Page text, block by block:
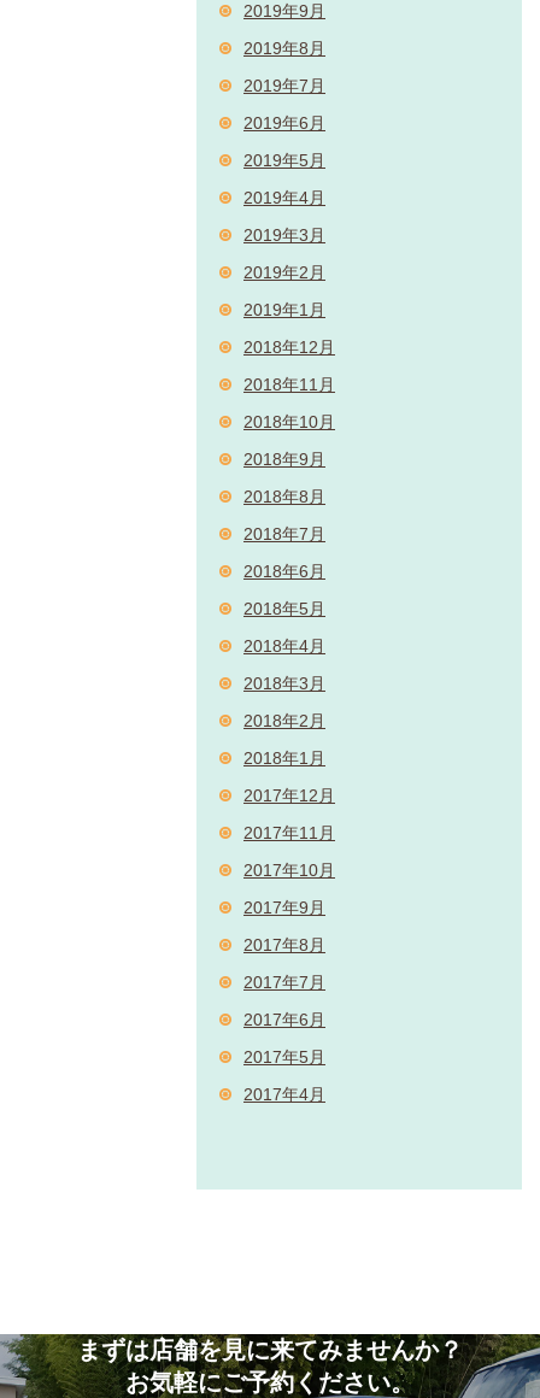
2019年9月
2019年8月
2019年7月
2019年6月
2019年5月
2019年4月
2019年3月
2019年2月
2019年1月
2018年12月
2018年11月
2018年10月
2018年9月
2018年8月
2018年7月
2018年6月
2018年5月
2018年4月
2018年3月
2018年2月
2018年1月
2017年12月
2017年11月
2017年10月
2017年9月
2017年8月
2017年7月
2017年6月
2017年5月
2017年4月
まずは店舗を見に来てみませんか？
お気軽にご予約ください。